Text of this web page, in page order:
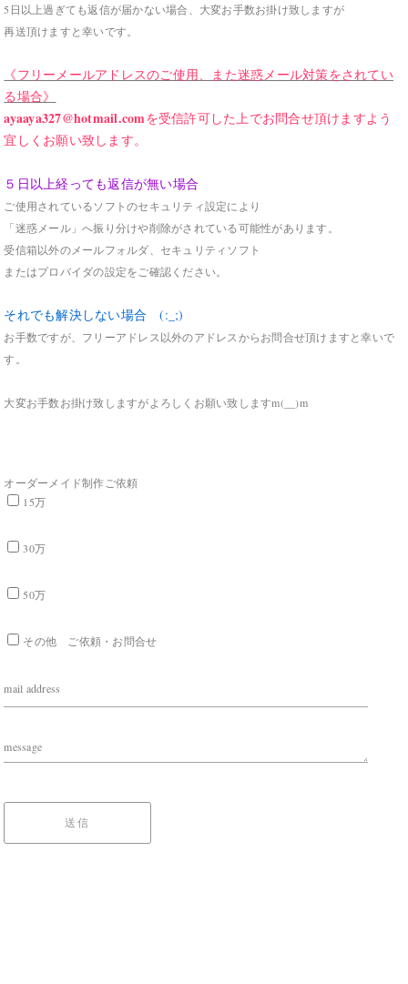
5日以上過ぎても返信が届かない場合、大変お手数お掛け致しますが
再送頂けますと幸いです。
《フリーメールアドレスのご使用、また迷惑メール対策をされてい
る場合》
ayaaya327@hotmail.comを受信許可した上でお問合せ頂けますよう
宜しくお願い致します。
５日以上経っても返信が無い場合
ご使用されているソフトのセキュリティ設定により
「迷惑メール」へ振り分けや削除がされている可能性があります。
受信箱以外のメールフォルダ、セキュリティソフト
またはプロバイダの設定をご確認ください。
それでも解決しない場合 (:_;)
お手数ですが、フリーアドレス以外のアドレスからお問合せ頂けますと幸いで
す。
大変お手数お掛け致しますがよろしくお願い致しますm(__)m
オーダーメイド制作ご依頼
15万
30万
50万
その他 ご依頼・お問合せ
mail address
message
送信